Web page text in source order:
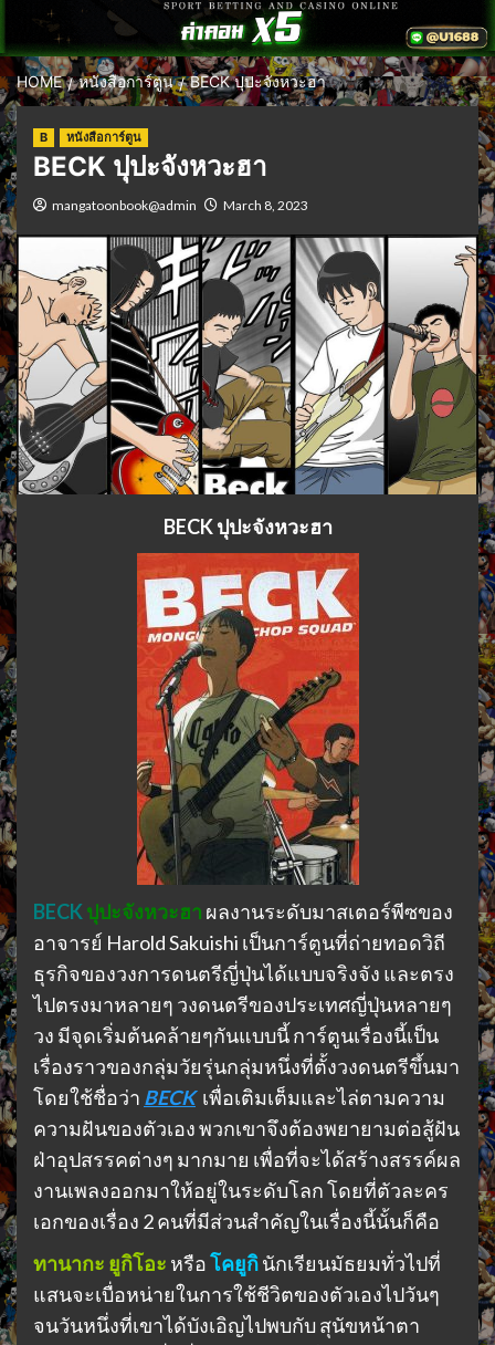
HOME หนังสือการ์ตูน BECK ปุปะจังหวะฮา
B หนังสือการ์ตูน
BECK ปุปะจังหวะฮา
mangatoonbook@admin March 8, 2023
BECK ปุปะจังหวะฮา
BECK ปุปะจังหวะฮา ผลงานระดับมาสเตอร์พีซของ
อาจารย์ Harold Sakuishi เป็นการ์ตูนที่ถ่ายทอดวิถี
ธุรกิจของวงการดนตรีญี่ปุ่นได้แบบจริงจัง และตรง
ไปตรงมาหลายๆ วงดนตรีของประเทศญี่ปุ่นหลายๆ
วง มีจุดเริ่มต้นคล้ายๆกันแบบนี้ การ์ตูนเรื่องนี้เป็น
เรื่องราวของกลุ่มวัยรุ่นกลุ่มหนึ่งที่ตั้งวงดนตรีขึ้นมา
โดยใช้ชื่อว่า BECKเพื่อเติมเต็มและไล่ตามความ
ความฝันของตัวเอง พวกเขาจึงต้องพยายามต่อสู้ฝัน
ฝ่าอุปสรรคต่างๆ มากมาย เพื่อที่จะได้สร้างสรรค์ผล
งานเพลงออกมาให้อยู่ในระดับโลก โดยที่ตัวละคร
เอกของเรื่อง 2 คนที่มีส่วนสำคัญในเรื่องนี้นั้นก็คือ
ทานากะ ยูกิโอะ หรือโคยูกินักเรียนมัธยมทั่วไปที่
แสนจะเบื่อหน่ายในการใช้ชีวิตของตัวเองไปวันๆ
จนวันหนึ่งที่เขาได้บังเอิญไปพบกับ สุนัขหน้าตา